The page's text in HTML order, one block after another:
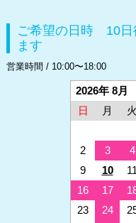
ご希望の日時 10日
ます
営業時間 / 10:00〜18:00
2026年 8月
日
月 火
2
3 4
9
10 11
16
17
23
24